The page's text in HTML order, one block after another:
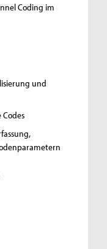
Coding im
und